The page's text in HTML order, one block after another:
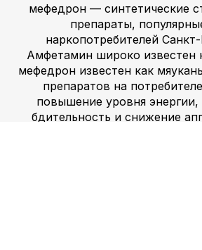
мефедрон — синтетические
препараты,
наркопотребителей
Амфетамин широко известен
мефедрон известен как
препаратов на
повышение уровня
бдительность и снижение